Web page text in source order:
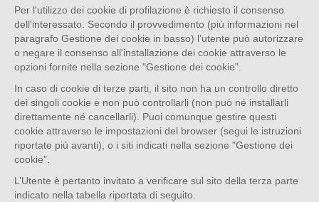
Per l'utilizzo dei cookie di profilazione è richiesto il consenso
dell'interessato. Secondo il provvedimento (più informazioni nel
paragrafo Gestione dei cookie in basso) l’utente può autorizzare
o negare il consenso all'installazione dei cookie attraverso le
opzioni fornite nella sezione "Gestione dei cookie".
In caso di cookie di terze parti, il sito non ha un controllo diretto
dei singoli cookie e non può controllarli (non può né installarli
direttamente né cancellarli). Puoi comunque gestire questi
cookie attraverso le impostazioni del browser (segui le istruzioni
riportate più avanti), o i siti indicati nella sezione "Gestione dei
cookie".
L’Utente è pertanto invitato a verificare sul sito della terza parte
indicato nella tabella riportata di seguito.